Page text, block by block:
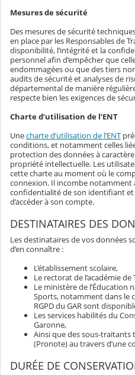
Mesures de sécurité
Des mesures de sécurité
en place par les Responsables de
disponibilité, l’intégrité et la
personnel afin d’empêcher que
endommagées ou que des tiers
audits de sécurité et analyses de
départemental de manière
respecte bien les exigences de
Charte d’utilisation de l’ENT
Unecharte d’utilisation de l’ENT
conditions, et notamment celles
protection des données à
propriété intellectuelle. Les
cette charte au moment où le
connexion. Il incombe notamment
confidentialité de son identifiant
d’accéder à son compte.
DESTINATAIRES DES
Les destinataires de vos données
d’en connaître :
L’établissement scolaire,
Le rectorat de l’académie de
Le ministère de l’Éducation
Sports, notamment dans le
RGPD du GAR sont
Les services habilités du
Garonne,
Ainsi que des sous-traitants
(Pronote) au travers d’une
DURÉE DE